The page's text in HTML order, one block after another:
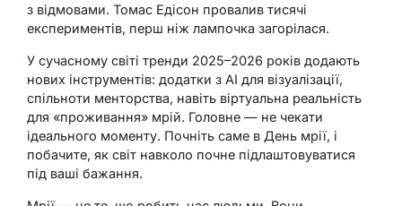
з відмовами. Томас Едісон провалив тисячі
експериментів, перш ніж лампочка загорілася.
У сучасному світі тренди 2025–2026 років додають
нових інструментів: додатки з AI для візуалізації,
спільноти менторства, навіть віртуальна реальність
для «проживання» мрій. Головне — не чекати
ідеального моменту. Почніть саме в День мрії, і
побачите, як світ навколо почне підлаштовуватися
під ваші бажання.